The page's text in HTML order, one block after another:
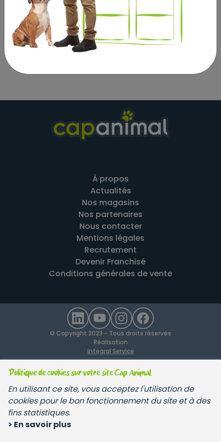
Politique de cookies sur votre site Cap Animal.
En utilisant ce site, vous acceptez l'utilisation de
cookies pour le bon fonctionnement du site et à des
fins statistiques.
> En savoir plus
coeur de poulet,
foie de poulet, panse de poulet, cou de poulet),
bouillon 27,7 %, minéraux 1 %, huile de lin 0,2 %, persil 0,1
À propos
Actualités
Nos magasins
Nos partenaires
Nous contacter
Mentions légales
Recrutement
Devenir Franchisé
Conditions générales de vente
© Copyright 2023 - Tous droits réservés
Réalisation
Integral Service